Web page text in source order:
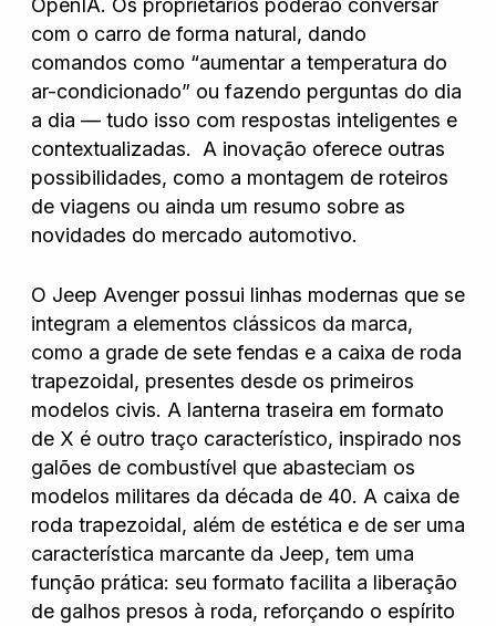
Nissan
Porsche
Toyota
Troller
Volkswagen
Wanshida
OpenIA. Os proprietários poderão conversar
com o carro de forma natural, dando
comandos como “aumentar a temperatura do
ar-condicionado” ou fazendo perguntas do dia
a dia — tudo isso com respostas inteligentes e
contextualizadas. A inovação oferece outras
possibilidades, como a montagem de roteiros
de viagens ou ainda um resumo sobre as
novidades do mercado automotivo.
O Jeep Avenger possui linhas modernas que se
integram a elementos clássicos da marca,
como a grade de sete fendas e a caixa de roda
trapezoidal, presentes desde os primeiros
modelos civis. A lanterna traseira em formato
de X é outro traço característico, inspirado nos
galões de combustível que abasteciam os
modelos militares da década de 40. A caixa de
roda trapezoidal, além de estética e de ser uma
característica marcante da Jeep, tem uma
função prática: seu formato facilita a liberação
de galhos presos à roda, reforçando o espírito